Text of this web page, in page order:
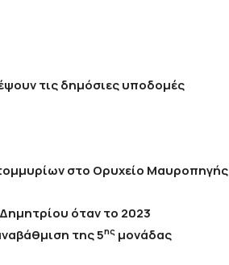
τις δημόσιες υποδομές
στο Ορυχείο Μαυροπηγής
όταν το 2023
της 5ης μονάδας